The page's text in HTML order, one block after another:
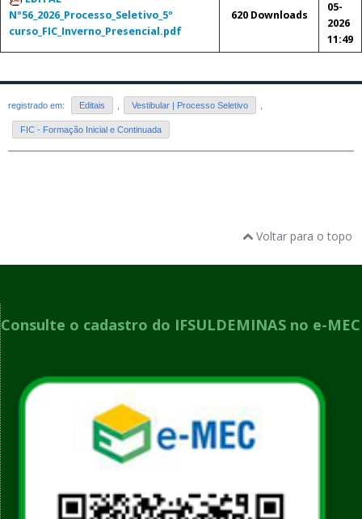
Nº56_2026_Processo_Seletivo_5º
curso_FIC_Inverno_Presencial.pdf
620 Downloads
05-
2026
11:49
registrado em: Editais Vestibular | Processo Seletivo
FIC - Formação Inicial e Continuada
Voltar para o topo
Consulte o cadastro do IFSULDEMINAS no e-MEC